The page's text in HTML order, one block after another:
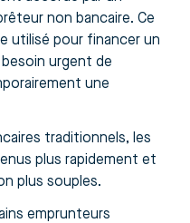
non bancaire. Ce
utilisé pour financer un
urgent de
une
traditionnels, les
plus rapidement et
plus souples.
emprunteurs